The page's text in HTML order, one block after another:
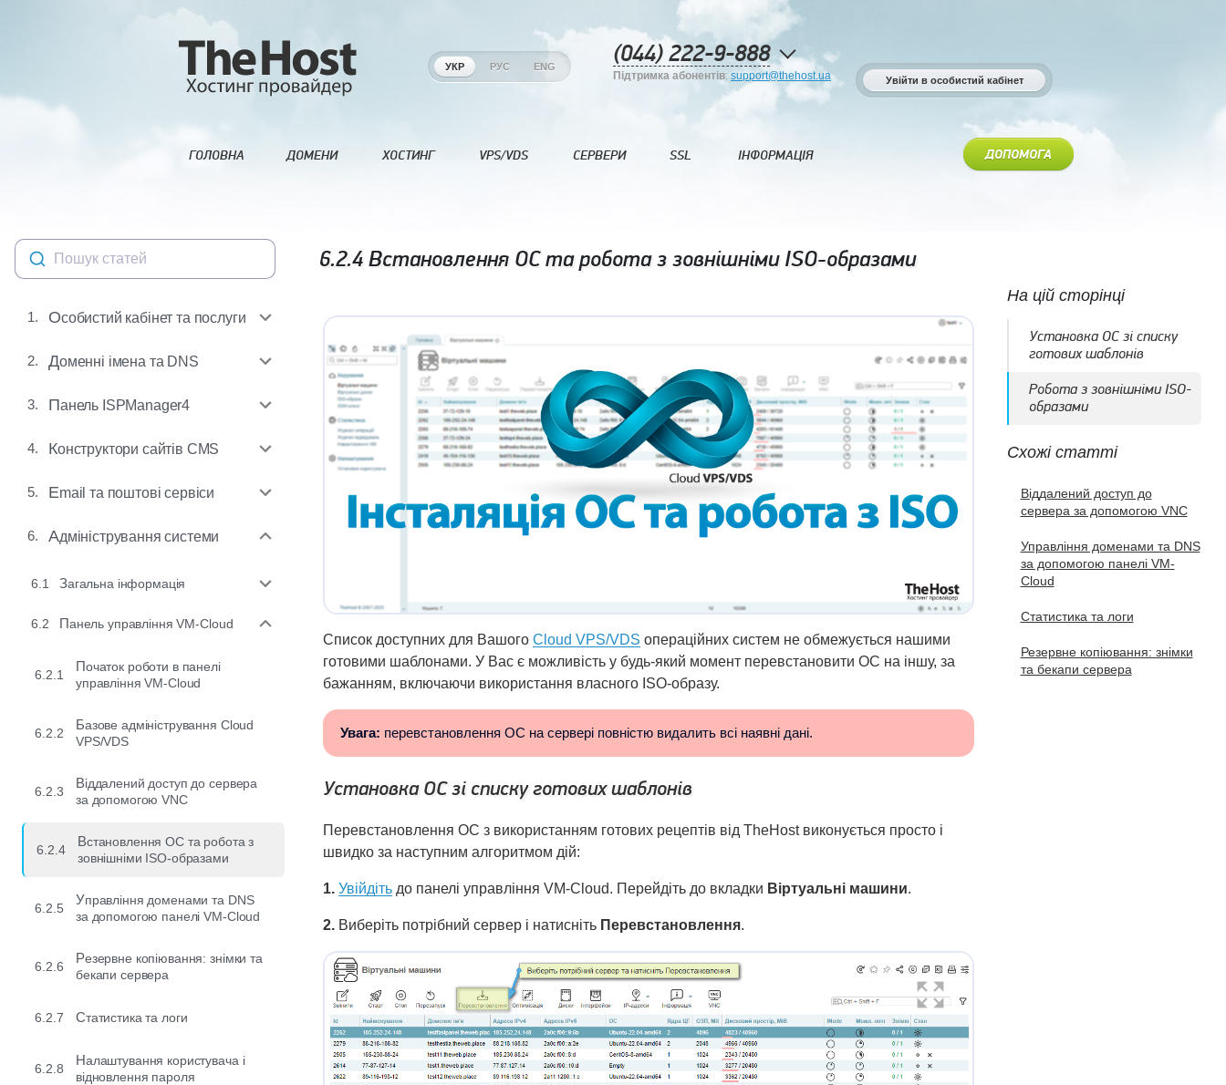
УКР РУС ENG (044) 222-9-888
Підтримка абонентів: support@thehost.ua Увійти в особистий кабінет
ГОЛОВНА ДОМЕНИ ХОСТИНГ VPS/VDS СЕРВЕРИ SSL ІНФОРМАЦІЯ ДОПОМОГА
Пошук статей 6.2.4 Встановлення ОС та робота з зовнішніми ISO-образами
1. Особистий кабінет та послуги
2. Доменні імена та DNS
3. Панель ISPManager4
4. Конструктори сайтів CMS
5. Email та поштові сервіси
6. Адміністрування системи
6.1 Загальна інформація
6.2 Панель управління VM-Cloud
6.2.1
Початок роботи в панелі
управління VM-Cloud
6.2.2
Базове адміністрування Cloud
VPS/VDS
6.2.3
Віддалений доступ до сервера
за допомогою VNC
6.2.4
Встановлення ОС та робота з
зовнішніми ISO-образами
6.2.5
Управління доменами та DNS
за допомогою панелі VM-Cloud
6.2.6
Резервне копіювання: знімки та
бекапи сервера
6.2.7 Статистика та логи
6.2.8
Налаштування користувача і
відновлення пароля
Список доступних для Вашого Cloud VPS/VDS операційних систем не обмежується нашими
готовими шаблонами. У Вас є можливість у будь-який момент перевстановити ОС на іншу, за
бажанням, включаючи використання власного ISO-образу.
Увага: перевстановлення ОС на сервері повністю видалить всі наявні дані.
Установка ОС зі списку готових шаблонів
Перевстановлення ОС з використанням готових рецептів від TheHost виконується просто і
швидко за наступним алгоритмом дій:
1. Увійдіть до панелі управління VM-Cloud. Перейдіть до вкладки Віртуальні машини.
2. Виберіть потрібний сервер і натисніть Перевстановлення.
На цій сторінці
Установка ОС зі списку
готових шаблонів
Робота з зовнішніми ISO-
образами
Схожі статті
Віддалений доступ до
сервера за допомогою VNC
Управління доменами та DNS
за допомогою панелі VM-
Cloud
Статистика та логи
Резервне копіювання: знімки
та бекапи сервера